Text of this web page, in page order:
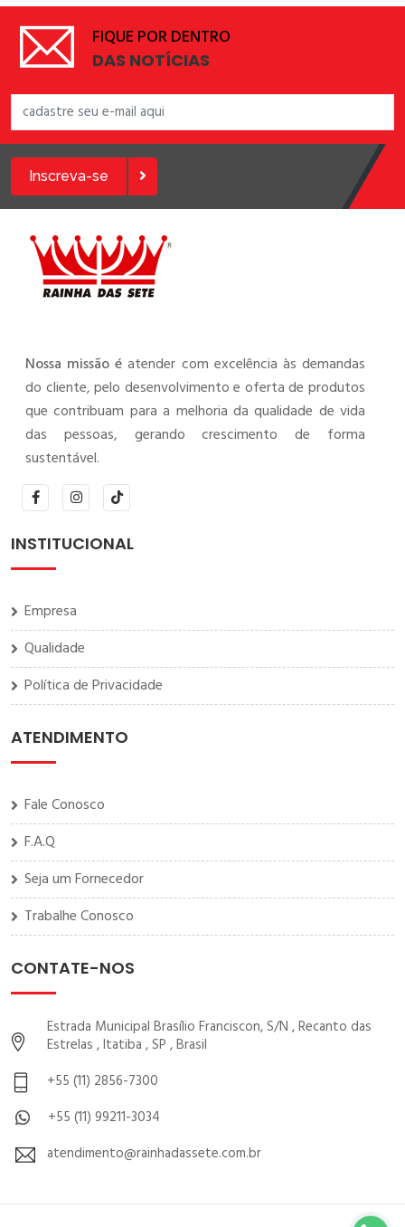
FIQUE POR DENTRO
DAS NOTÍCIAS
Inscreva-se
Nossa missão é atender com excelência às demandas
do cliente, pelo desenvolvimento e oferta de produtos
que contribuam para a melhoria da qualidade de vida
das pessoas, gerando crescimento de forma
sustentável.
INSTITUCIONAL
Empresa
Qualidade
Política de Privacidade
ATENDIMENTO
Fale Conosco
F.A.Q
Seja um Fornecedor
Trabalhe Conosco
CONTATE-NOS
Estrada Municipal Brasílio Franciscon, S/N , Recanto das
Estrelas , Itatiba , SP , Brasil
+55 (11) 2856-7300
+55 (11) 99211-3034
atendimento@rainhadassete.com.br